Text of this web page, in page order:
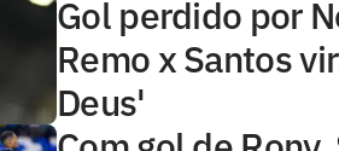
Gol perdido por
Remo x Santos
Deus'